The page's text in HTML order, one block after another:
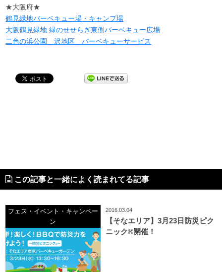
★大阪府★
鶴見緑地バーベキュー場・キャンプ場
大阪鶴見緑地 緑のせせらぎ東側バーベキュー広場
二色の浜公園 沢地区 バーベキューサービス
この記事と一緒によく読まれてる記事
フェス・イベント・キャンペー
ン
2016.03.04
【そなエリア】3月23日防災ピク
ニック®開催！